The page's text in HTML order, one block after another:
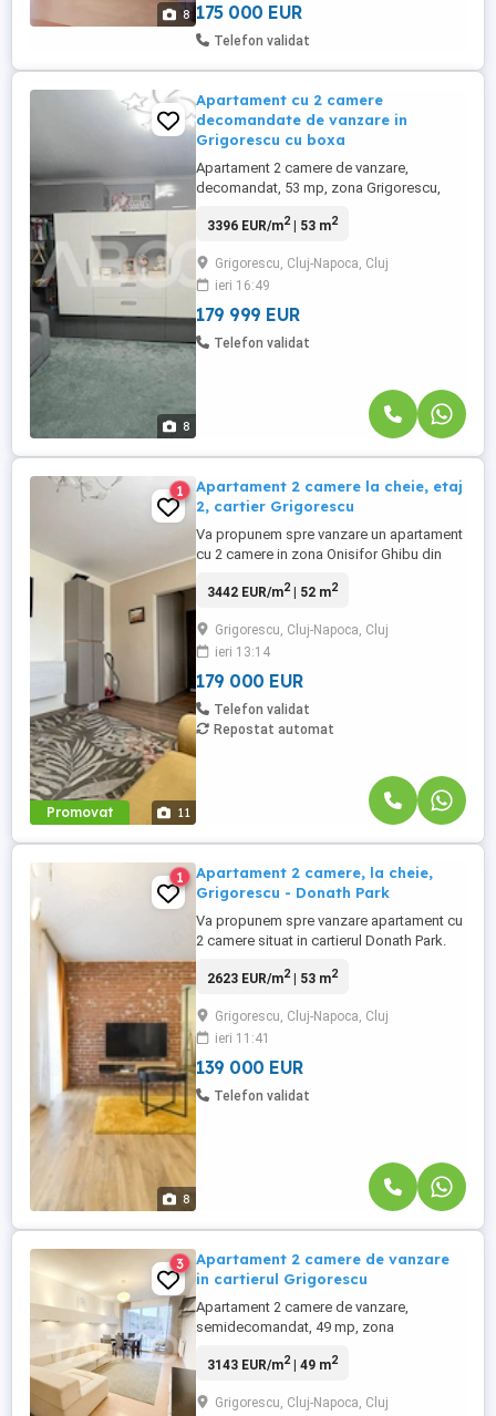
8 175 000 EUR
Telefon validat
8
Apartament cu 2 camere
decomandate de vanzare in
Grigorescu cu boxa
Apartament 2 camere de vanzare,
decomandat, 53 mp, zona Grigorescu,
apartament: • Boxa la demisol; •
3396 EUR/m2| 53 m2
Grigorescu, Cluj-Napoca, Cluj
ieri 16:49
179 999 EUR
Telefon validat
Promovat 11
1
Apartament 2 camere la cheie, etaj
2, cartier Grigorescu
Va propunem spre vanzare un apartament
cu 2 camere in zona Onisifor Ghibu din
bucatarie -1 camera de zi -1 dormitor -1
3442 EUR/m2| 52 m2
Grigorescu, Cluj-Napoca, Cluj
ieri 13:14
179 000 EUR
Telefon validat
Repostat automat
8
1
Apartament 2 camere, la cheie,
Grigorescu - Donath Park
Va propunem spre vanzare apartament cu
2 camere situat in cartierul Donath Park.
space -1 dormitor -1 baie cu geam -1
parcare fara cf. Ideal pentru locuinta
proprie sau investitie
2623 EUR/m2| 53 m2
Grigorescu, Cluj-Napoca, Cluj
ieri 11:41
139 000 EUR
Telefon validat
3
Apartament 2 camere de vanzare
in cartierul Grigorescu
Apartament 2 camere de vanzare,
semidecomandat, 49 mp, zona
Imobiliare propune un apartament de
situat in localitatea Cluj-Napoca, zona
3143 EUR/m2| 49 m2
Grigorescu, Cluj-Napoca, Cluj